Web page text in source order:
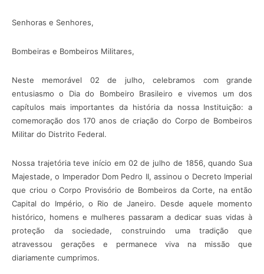
Senhoras e Senhores,
Bombeiras e Bombeiros Militares,
Neste memorável 02 de julho, celebramos com grande
entusiasmo o Dia do Bombeiro Brasileiro e vivemos um dos
capítulos mais importantes da história da nossa Instituição: a
comemoração dos 170 anos de criação do Corpo de Bombeiros
Militar do Distrito Federal.
Nossa trajetória teve início em 02 de julho de 1856, quando Sua
Majestade, o Imperador Dom Pedro II, assinou o Decreto Imperial
que criou o Corpo Provisório de Bombeiros da Corte, na então
Capital do Império, o Rio de Janeiro. Desde aquele momento
histórico, homens e mulheres passaram a dedicar suas vidas à
proteção da sociedade, construindo uma tradição que
atravessou gerações e permanece viva na missão que
diariamente cumprimos.